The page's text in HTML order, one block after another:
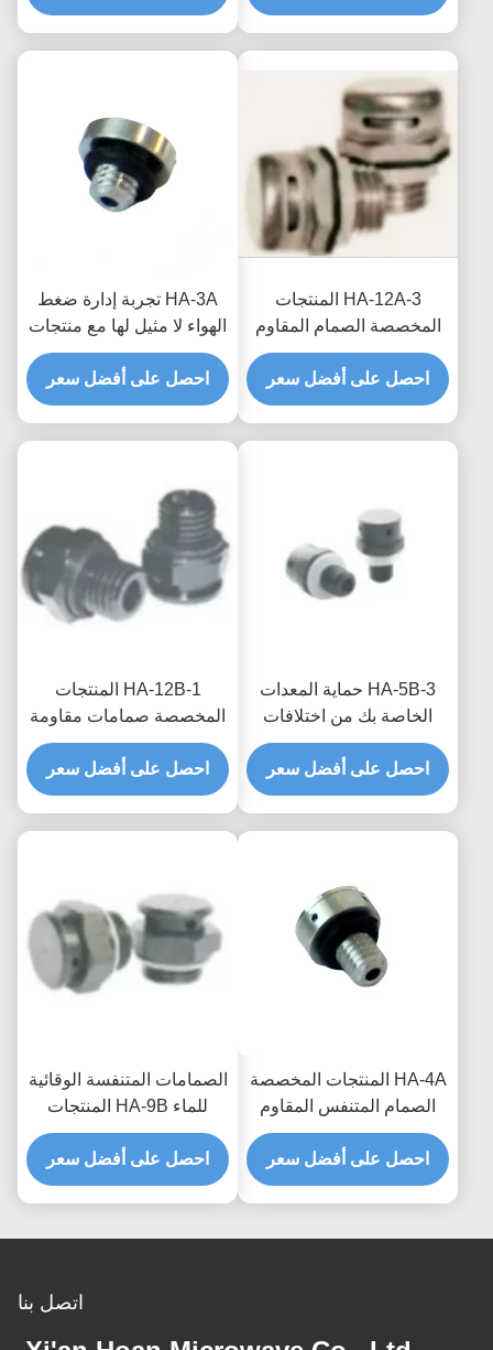
الرطوبة
الجديدة
HA-12A-3 المنتجات
المخصصة الصمام المقاوم
للماء والمتنفس المزيج
المثالي للتكنولوجيا
والوظائف
احصل على أفضل سعر
HA-3A تجربة إدارة ضغط
الهواء لا مثيل لها مع منتجات
مخصصة صمامات مقاومة
للماء قابلة للتنفس
احصل على أفضل سعر
HA-5B-3 حماية المعدات
الخاصة بك من اختلافات
الضغط والبيئات الرطبة مع
صمامات مقاومة للماء
والتنفس المخصصة
احصل على أفضل سعر
HA-12B-1 المنتجات
المخصصة صمامات مقاومة
للماء قابلة للتنفس لتوربينات
الرياح ذات الشفافية العالية
للهواء وضغط حجب المياه
احصل على أفضل سعر
HA-4A المنتجات المخصصة
الصمام المتنفس المقاوم
للماء لحماية المعدات الأمثل
واستقرار ضغط الهواء
احصل على أفضل سعر
الصمامات المتنفسة الوقائية
للماء HA-9B المنتجات
المخصصة للإلكترونيات
الاستهلاكية والعزل المائي
على مستوى IP68
احصل على أفضل سعر
اتصل بنا